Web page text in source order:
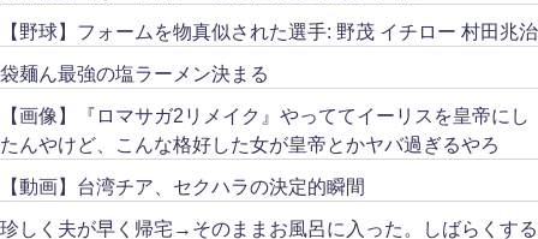
【野球】フォームを物真似された選手: 野茂 イチロー 村田兆治
袋麺ん最強の塩ラーメン決まる
【画像】『ロマサガ2リメイク』やっててイーリスを皇帝にし
たんやけど、こんな格好した女が皇帝とかヤバ過ぎるやろ
【動画】台湾チア、セクハラの決定的瞬間
珍しく夫が早く帰宅→そのままお風呂に入った。しばらくする